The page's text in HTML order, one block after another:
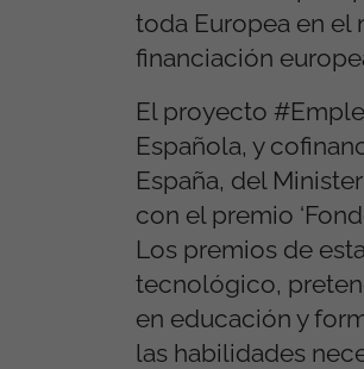
toda Europea en el
financiación
El proyecto
Española, y
España, del
con el premio
Los premios de
tecnológico,
en educación y
las habilidades